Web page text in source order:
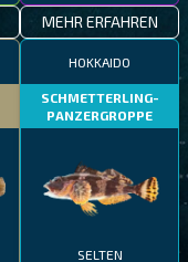
MEHR ERFAHREN
HOKKAIDO
SCHMETTERLING-
PANZERGROPPE
SELTEN